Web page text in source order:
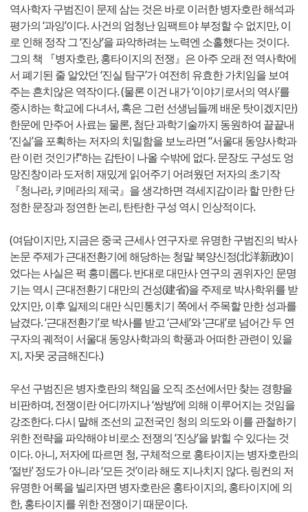
역사학자 구범진이 문제 삼는 것은 바로 이러한 병자호란 해석과
평가의 ‘과잉’이다. 사건의 엄청난 임팩트야 부정할 수 없지만, 이
로 인해 정작 그 ‘진상’을 파악하려는 노력엔 소홀했다는 것이다.
그의 책 『병자호란, 홍타이지의 전쟁』은 아주 오래 전 역사학에
서 폐기된 줄 알았던 ‘진실 탐구’가 여전히 유효한 가치임을 보여
주는 흔치않은 역작이다. (물론 이건 내가 ‘이야기로서의 역사’를
중시하는 학교에 다녀서, 혹은 그런 선생님들께 배운 탓이겠지만)
한문에 만주어 사료는 물론, 첨단 과학기술까지 동원하여 끝끝내
‘진실’을 포획하는 저자의 치밀함을 보노라면 “서울대 동양사학과
란 이런 것인가!”하는 감탄이 나올 수밖에 없다. 문장도 구성도 엉
망진창이라 도저히 재밌게 읽어주기 어려웠던 저자의 초기작
『청나라, 키메라의 제국』을 생각하면 격세지감이라 할 만한 단
정한 문장과 정연한 논리, 탄탄한 구성 역시 인상적이다.
(여담이지만, 지금은 중국 근세사 연구자로 유명한 구범진의 박사
논문 주제가 근대전환기에 해당하는 청말 북양신정(北洋新政)이
었다는 사실은 퍽 흥미롭다. 반대로 대만사 연구의 권위자인 문명
기는 역시 근대전환기 대만의 건성(建省)을 주제로 박사학위를 받
았지만, 이후 일제의 대만 식민통치기 쪽에서 주목할 만한 성과를
남겼다. ‘근대전환기’로 박사를 받고 ‘근세’와 ‘근대’로 넘어간 두 연
구자의 궤적이 서울대 동양사학과의 학풍과 어떠한 관련이 있을
지, 자못 궁금해진다.)
우선 구범진은 병자호란의 책임을 오직 조선에서만 찾는 경향을
비판하며, 전쟁이란 어디까지나 ‘쌍방’에 의해 이루어지는 것임을
강조한다. 다시 말해 조선의 교전국인 청의 의도와 이를 관철하기
위한 전략을 파악해야 비로소 전쟁의 ‘진상’을 밝힐 수 있다는 것
이다. 아니, 저자에 따르면 청, 구체적으로 홍타이지는 병자호란의
‘절반’ 정도가 아니라 ‘모든 것’이라 해도 지나치지 않다. 링컨의 저
유명한 어록을 빌리자면 병자호란은 홍타이지의, 홍타이지에 의
한, 홍타이지를 위한 전쟁이기 때문이다.